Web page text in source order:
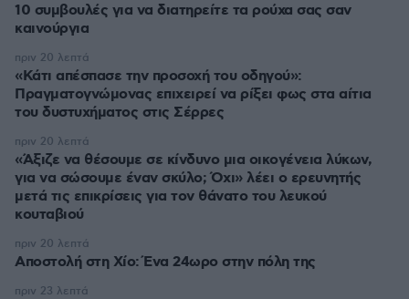
10 συμβουλές για να διατηρείτε τα ρούχα σας σαν
καινούργια
«Κάτι απέσπασε την προσοχή του οδηγού»:
Πραγματογνώμονας επιχειρεί να ρίξει φως στα αίτια
του δυστυχήματος στις Σέρρες
πριν 20 λεπτά
«Άξιζε να θέσουμε σε κίνδυνο μια οικογένεια λύκων,
για να σώσουμε έναν σκύλο; Όχι» λέει ο ερευνητής
μετά τις επικρίσεις για τον θάνατο του λευκού
κουταβιού
πριν 20 λεπτά
Αποστολή στη Χίο: Ένα 24ωρο στην πόλη της
πριν 20 λεπτά
πριν 23 λεπτά